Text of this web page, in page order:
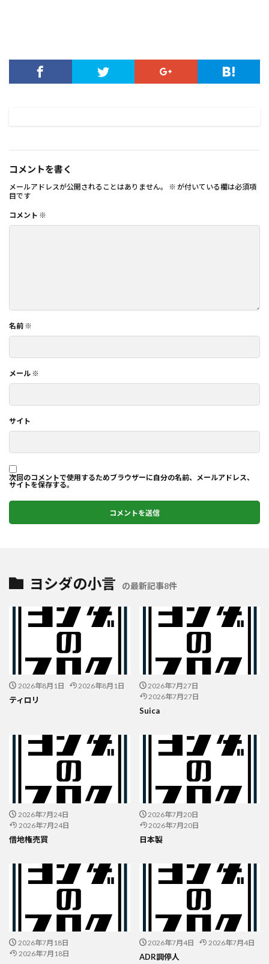
コメントを書く
メールアドレスが公開されることはありません。 ※ が付いている欄は必須項
目です
コメント ※
名前 ※
メール ※
サイト
次回のコメントで使用するためブラウザーに自分の名前、メールアドレス、
サイトを保存する。
ヨシダの小言 の最新記事8件
2026年8月1日 2026年8月1日
ティロリ
2026年7月27日
2026年7月27日
Suica
2026年7月24日
2026年7月24日
借地権売買
2026年7月20日
2026年7月20日
日本製
2026年7月18日
2026年7月18日
2026年7月4日 2026年7月4日
ADR調停人